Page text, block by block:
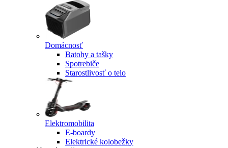
Domácnosť
Batohy a tašky
Spotrebiče
Starostlivosť o telo
Elektromobilita
E-boardy
Elektrické kolobežky